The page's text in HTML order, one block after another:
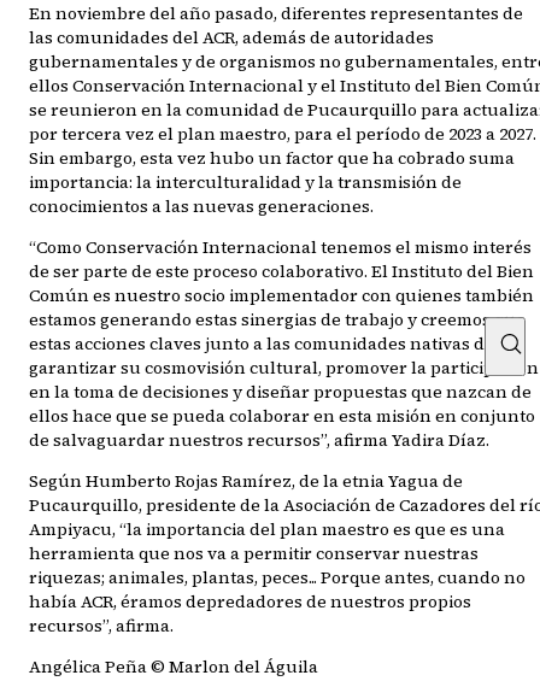
En noviembre del año pasado, diferentes representantes de
las comunidades del ACR, además de autoridades
gubernamentales y de organismos no gubernamentales,
ellos Conservación Internacional y el Instituto del Bien
se reunieron en la comunidad de Pucaurquillo para
por tercera vez el plan maestro, para el período de 2023 a 2027.
Sin embargo, esta vez hubo un factor que ha cobrado suma
importancia: la interculturalidad y la transmisión de
conocimientos a las nuevas generaciones.
“Como Conservación Internacional tenemos el mismo interés
de ser parte de este proceso colaborativo. El Instituto del Bien
Común es nuestro socio implementador con quienes también
estamos generando estas sinergias de trabajo y creemos que
estas acciones claves junto a las comunidades nativas de
garantizar su cosmovisión cultural, promover la participación
en la toma de decisiones y diseñar propuestas que nazcan de
ellos hace que se pueda colaborar en esta misión en conjunto
de salvaguardar nuestros recursos”, afirma Yadira Díaz.
Según Humberto Rojas Ramírez, de la etnia Yagua de
Pucaurquillo, presidente de la Asociación de Cazadores del
Ampiyacu, “la importancia del plan maestro es que es una
herramienta que nos va a permitir conservar nuestras
riquezas; animales, plantas, peces... Porque antes, cuando no
había ACR, éramos depredadores de nuestros propios
recursos”, afirma.
Angélica Peña © Marlon del Águila